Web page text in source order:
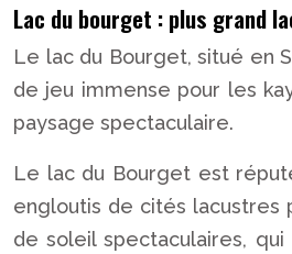
Lac du bourget : plus grand
Le lac du Bourget, situé en
de jeu immense pour les
paysage spectaculaire.
Le lac du Bourget est
engloutis de cités lacustres
de soleil spectaculaires,